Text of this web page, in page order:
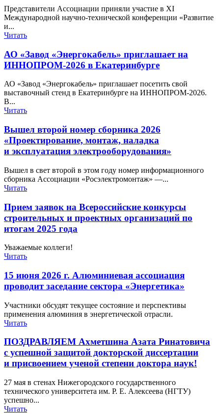
Представители Ассоциации приняли участие в XI
Международной научно-технической конференции «Развитие
и...
Читать
АО «Завод «Энергокабель» приглашает на
ИННОПРОМ-​2026 в Екатеринбурге
АО «Завод «Энергокабель» приглашает посетить свой
выставочный стенд в Екатеринбурге на ИННОПРОМ-2026.
В...
Читать
Вышел второй номер сборника 2026
«Проектирование, монтаж, наладка
и эксплуатация электрооборудования»
Вышел в свет второй в этом году номер информационного
сборника Ассоциации «Росэлектромонтаж» —...
Читать
Прием заявок на Всероссийские конкурсы
строительных и проектных организаций по
итогам 2025 года
Уважаемые коллеги!
Читать
15 июня 2026 г. Алюминиевая ассоциация
проводит заседание сектора «Энергетика»
Участники обсудят текущее состояние и перспективы
применения алюминия в энергетической отрасли.
Читать
ПОЗДРАВЛЯЕМ Ахметшина Азата Ринатовича
с успешной защитой докторской диссертации
и присвоением ученой степени доктора наук!
27 мая в стенах Нижегородского государственного
технического университета им. Р. Е. Алексеева (НГТУ)
успешно...
Читать